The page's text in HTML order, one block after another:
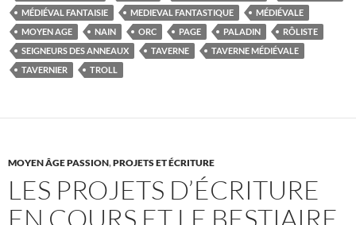
MÉDIÉVAL FANTAISIE
MEDIEVAL FANTASTIQUE
MÉDIÉVALE
MOYEN AGE
NAIN ORC PAGE PALADIN
RÔLISTE
SEIGNEURS DES ANNEAUX
TAVERNE
TAVERNE MÉDIÉVALE
TAVERNIER
TROLL
MOYEN ÂGE PASSION,PROJETS ET ÉCRITURE
LES PROJETS D’ÉCRITURE